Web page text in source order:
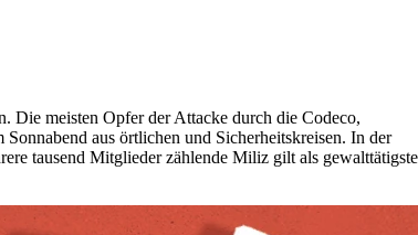
Die meisten Opfer der Attacke durch die Codeco,
Sonnabend aus örtlichen und Sicherheitskreisen. In der
tausend Mitglieder zählende Miliz gilt als gewalttätigste